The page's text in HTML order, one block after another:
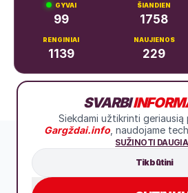
GYVAI
99
ŠIANDIEN
1758
RENGINIAI
1139
NAUJIENOS
229
+370 683
SVARBI
Siekdami užtikrinti
Gargždai.info, naudojame
SUŽINOTI
Tik būtini